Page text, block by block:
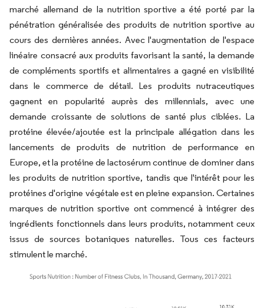
marché allemand de la nutrition sportive a été porté par la
pénétration généralisée des produits de nutrition sportive au
cours des dernières années. Avec l'augmentation de l'espace
linéaire consacré aux produits favorisant la santé, la demande
de compléments sportifs et alimentaires a gagné en visibilité
dans le commerce de détail. Les produits nutraceutiques
gagnent en popularité auprès des millennials, avec une
demande croissante de solutions de santé plus ciblées. La
protéine élevée/ajoutée est la principale allégation dans les
lancements de produits de nutrition de performance en
Europe, et la protéine de lactosérum continue de dominer dans
les produits de nutrition sportive, tandis que l'intérêt pour les
protéines d'origine végétale est en pleine expansion. Certaines
marques de nutrition sportive ont commencé à intégrer des
ingrédients fonctionnels dans leurs produits, notamment ceux
issus de sources botaniques naturelles. Tous ces facteurs
stimulent le marché.